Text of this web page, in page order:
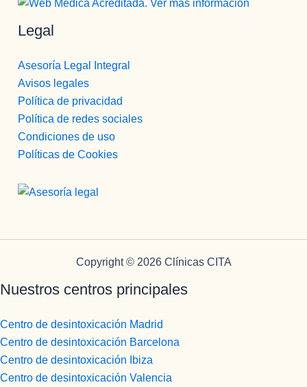
Legal
Asesoría Legal Integral
Avisos legales
Política de privacidad
Política de redes sociales
Condiciones de uso
Políticas de Cookies
Copyright © 2026 Clínicas CITA
Nuestros centros principales
Centro de desintoxicación Madrid
Centro de desintoxicación Barcelona
Centro de desintoxicación Ibiza
Centro de desintoxicación Valencia